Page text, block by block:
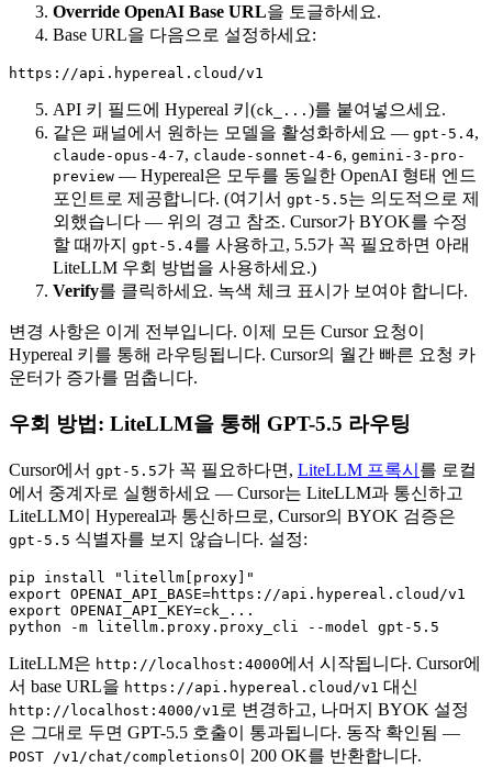
Override OpenAI Base URL을 토글하세요.
Base URL을 다음으로 설정하세요:
API 키 필드에 Hypereal 키(ck_... )를 붙여넣으세요.
같은 패널에서 원하는 모델을 활성화하세요 — gpt-5.4,
claude-opus-4-7, claude-sonnet-4-6, gemini-3-pro-
preview — Hypereal은 모두를 동일한 OpenAI 형태 엔드
포인트로 제공합니다. (여기서 gpt-5.5는 의도적으로 제
외했습니다 — 위의 경고 참조. Cursor가 BYOK를 수정
할 때까지 gpt-5.4를 사용하고, 5.5가 꼭 필요하면 아래
LiteLLM 우회 방법을 사용하세요.)
Verify를 클릭하세요. 녹색 체크 표시가 보여야 합니다.
변경 사항은 이게 전부입니다. 이제 모든 Cursor 요청이
Hypereal 키를 통해 라우팅됩니다. Cursor의 월간 빠른 요청 카
운터가 증가를 멈춥니다.
우회 방법: LiteLLM을 통해 GPT-5.5 라우팅
Cursor에서 gpt-5.5가 꼭 필요하다면, LiteLLM 프록시 를 로컬
에서 중계자로 실행하세요 — Cursor는 LiteLLM과 통신하고
LiteLLM이 Hypereal과 통신하므로, Cursor의 BYOK 검증은
gpt-5.5 식별자를 보지 않습니다. 설정:
pip install "litellm[proxy]"
export OPENAI_API_BASE=https://api.hypereal.cloud/v1
export OPENAI_API_KEY=ck_...
LiteLLM은 http://localhost:4000에서 시작됩니다. Cursor에
서 base URL을 https://api.hypereal.cloud/v1 대신
http://localhost:4000/v1 로 변경하고, 나머지 BYOK 설정
은 그대로 두면 GPT-5.5 호출이 통과됩니다. 동작 확인됨 —
POST /v1/chat/completions이 200 OK를 반환합니다.